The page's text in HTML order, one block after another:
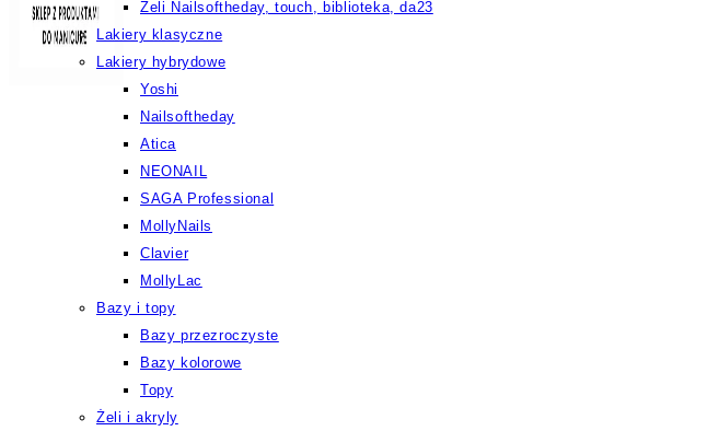
Żeli Nailsoftheday, touch, biblioteka, da23
Lakiery klasyczne
Lakiery hybrydowe
Yoshi
Nailsoftheday
Atica
NEONAIL
SAGA Professional
MollyNails
Clavier
MollyLac
Bazy i topy
Bazy przezroczyste
Bazy kolorowe
Topy
Żeli i akryly